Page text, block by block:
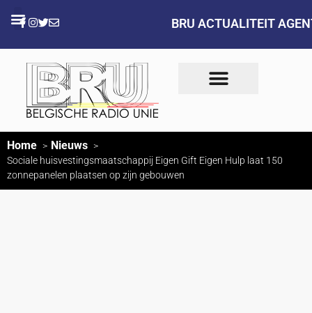
BRU ACTUALITEIT
Home Nieuws
Sociale huisvestingsmaatschappij Eigen Gift Eigen Hulp laat 150
zonnepanelen plaatsen op zijn gebouwen